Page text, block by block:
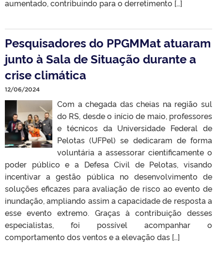
aumentado, contribuindo para o derretimento […]
Pesquisadores do PPGMMat atuaram
junto à Sala de Situação durante a
crise climática
12/06/2024
Com a chegada das cheias na região sul
do RS, desde o início de maio, professores
e técnicos da Universidade Federal de
Pelotas (UFPel) se dedicaram de forma
voluntária a assessorar cientificamente o
poder público e a Defesa Civil de Pelotas, visando
incentivar a gestão pública no desenvolvimento de
soluções eficazes para avaliação de risco ao evento de
inundação, ampliando assim a capacidade de resposta a
esse evento extremo. Graças à contribuição desses
especialistas, foi possível acompanhar o
comportamento dos ventos e a elevação das […]